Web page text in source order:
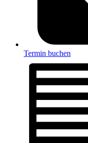
Termin buchen